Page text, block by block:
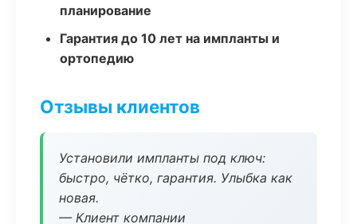
планирование
Гарантия до 10 лет на импланты и
ортопедию
Отзывы клиентов
Установили импланты под ключ:
быстро, чётко, гарантия. Улыбка как
новая.
— Клиент компании